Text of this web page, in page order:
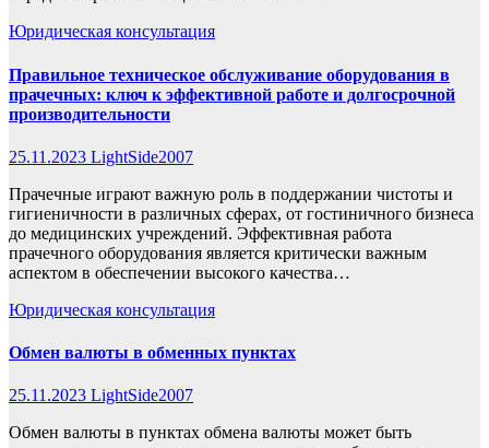
Юридическая консультация
Правильное техническое обслуживание оборудования в
прачечных: ключ к эффективной работе и долгосрочной
производительности
25.11.2023 LightSide2007
Прачечные играют важную роль в поддержании чистоты и
гигиеничности в различных сферах, от гостиничного бизнеса
до медицинских учреждений. Эффективная работа
прачечного оборудования является критически важным
аспектом в обеспечении высокого качества…
Юридическая консультация
Обмен валюты в обменных пунктах
25.11.2023 LightSide2007
Обмен валюты в пунктах обмена валюты может быть